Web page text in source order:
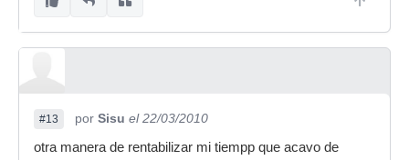
#13 por Sisu el 22/03/2010
otra manera de rentabilizar mi tiempp que acavo de